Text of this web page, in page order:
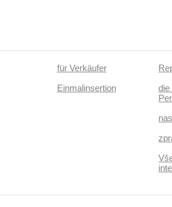
für Verkäufer
Einmalinsertion
die